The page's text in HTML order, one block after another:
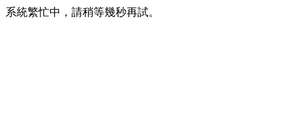
系統繁忙中，請稍等幾秒再試。